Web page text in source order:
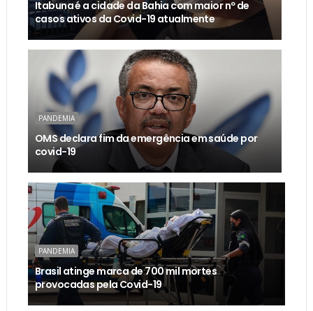
Itabuna é a cidade da Bahia com maior nº de
casos ativos da Covid-19 atualmente
PANDEMIA
OMS declara fim da emergência em saúde por
covid-19
PANDEMIA
Brasil atinge marca de 700 mil mortes
provocadas pela Covid-19